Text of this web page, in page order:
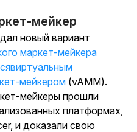
мейкер
новый вариант
маркет-мейкера
мейкером (vAMM).
мейкеры прошли
платформах,
и доказали свою